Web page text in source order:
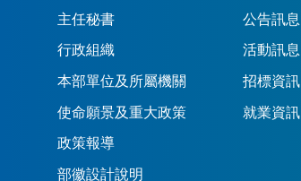
主任秘書
行政組織
本部單位及所屬機關
使命願景及重大政策
政策報導
部徽設計說明
公告訊息
活動訊息
招標資訊
就業資訊